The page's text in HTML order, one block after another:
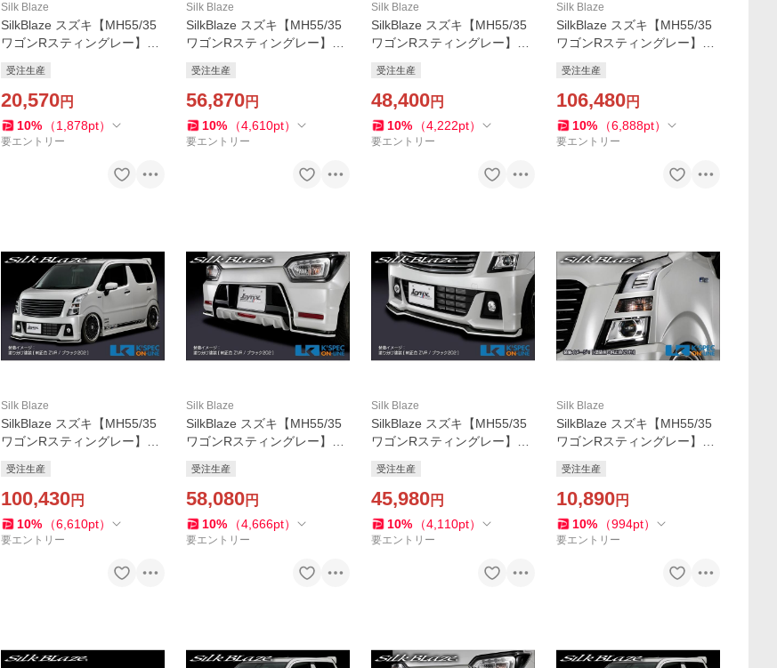
Silk Blaze
SilkBlaze スズキ【MH55/35
ワゴンRスティングレー】Ly
ッシュ【単色塗装】_[LYNX-
MH55-EY-1c]
受注生産
20,570円
10% （1,878pt）
要エントリー
Silk Blaze
SilkBlaze スズキ【MH55/35
ワゴンRスティングレー】Ly
【単色塗装】_[LYNX-MH55-
FG-1c]
受注生産
56,870円
10% （4,610pt）
要エントリー
Silk Blaze
SilkBlaze スズキ【MH55/35
ワゴンRスティングレー】Ly
色塗装】_[LYNX-MH55-RW-
1c]
受注生産
48,400円
10% （4,222pt）
要エントリー
Silk Blaze
SilkBlaze スズキ【MH55/35
ワゴンRスティングレー】Ly
【単色塗装】/バックフォグ
あり_[LYNX-MH55-2PF-1c]
受注生産
106,480円
10% （6,888pt）
要エントリー
Silk Blaze
SilkBlaze スズキ【MH55/35
ワゴンRスティングレー】Ly
【単色塗装】/バックフォグ
なし_[LYNX-MH55-2P-1c]
受注生産
100,430円
10% （6,610pt）
要エントリー
Silk Blaze
SilkBlaze スズキ【MH55/35
ワゴンRスティングレー】Ly
【単色塗装】/バックフォグ
なし_[LYNX-MH55-RS-1c]
受注生産
58,080円
10% （4,666pt）
要エントリー
Silk Blaze
SilkBlaze スズキ【MH55/35
ワゴンRスティングレー】Ly
ポイラー Type-S【単色塗
装】_[LYNX-MH55-FS-1c]
受注生産
45,980円
10% （4,110pt）
要エントリー
Silk Blaze
SilkBlaze スズキ【MH55/35
ワゴンRスティングレー】Ly
ッシュ【未塗装】_[LYNX-M
H55-EY]
受注生産
10,890円
10% （994pt）
要エントリー